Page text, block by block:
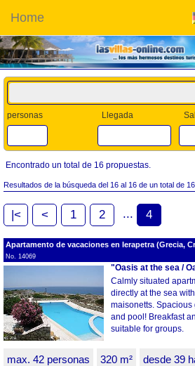
Home
personas Llegada
Encontrado un total de 16 propuestas.
Resultados de la búsqueda del 16 al 16 de un total de
|< < 1 2 ... 4
Apartamento de vacaciones en Ierapetra (Grecia,
No. 14069
"Oasis at the sea /
Calmly situated
directly at the sea
maisonetts.
and pool! Breakfast
suitable for groups.
max. 42 personas 320 m² desde 39